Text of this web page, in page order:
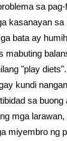
sa
kasanayan sa
bata ay
mabuting
"play
kundi
sa buong
mga
miyembro ng